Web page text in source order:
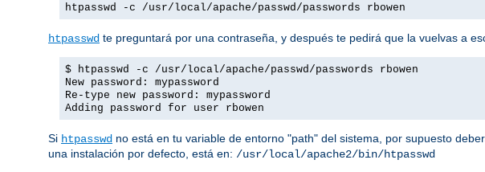
htpasswd -c /usr/local/apache/passwd/passwords rbowen
htpasswd te preguntará por una contraseña, y después te pedirá que la vuelvas a
$ htpasswd -c /usr/local/apache/passwd/passwords rbowen
New password: mypassword
Re-type new password: mypassword
Adding password for user rbowen
Si htpasswd no está en tu variable de entorno "path" del sistema, por supuesto
una instalación por defecto, está en: /usr/local/apache2/bin/htpasswd